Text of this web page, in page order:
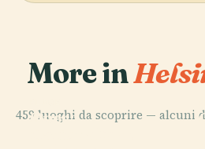
More in
459 luoghi da scoprire — alcuni
PLACE
Opera